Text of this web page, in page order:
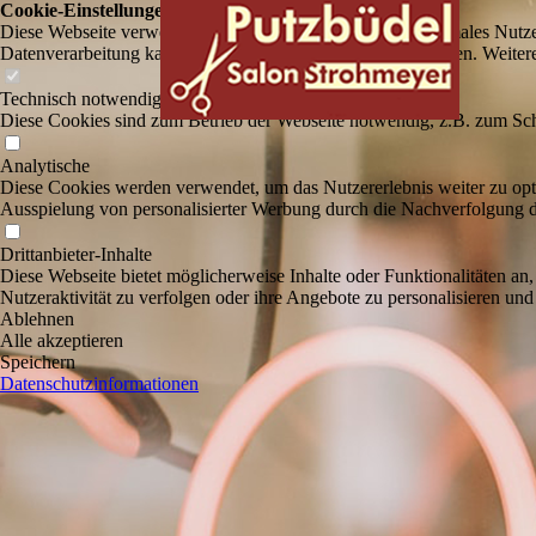
Cookie-Einstellungen
Diese Webseite verwendet Cookies, um Besuchern ein optimales
Datenverarbeitung kann dann auch in einem Drittland erfolgen.
Technisch notwendige
Diese Cookies sind zum Betrieb der Webseite notwendig, z.B. zum
Analytische
Diese Cookies werden verwendet, um das Nutzererlebnis weiter zu
Ausspielung von personalisierter Werbung durch die Nachverfolgung
Drittanbieter-Inhalte
Diese Webseite bietet möglicherweise Inhalte oder Funktionalitäten
Nutzeraktivität zu verfolgen oder ihre Angebote zu personalisieren
Ablehnen
Alle akzeptieren
Speichern
Datenschutzinformationen